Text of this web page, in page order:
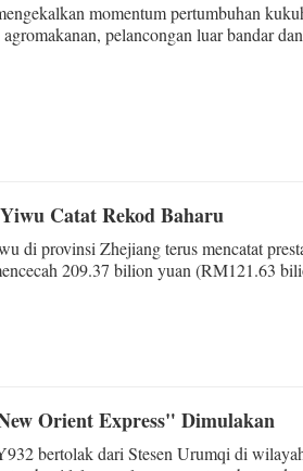
momentum pertumbuhan
pelancongan luar bandar
paling cemerlang.
Catat Rekod Baharu
di provinsi Zhejiang terus mencatat
209.37 bilion yuan (RM121.63
Orient Express" Dimulakan
bertolak dari Stesen Urumqi di